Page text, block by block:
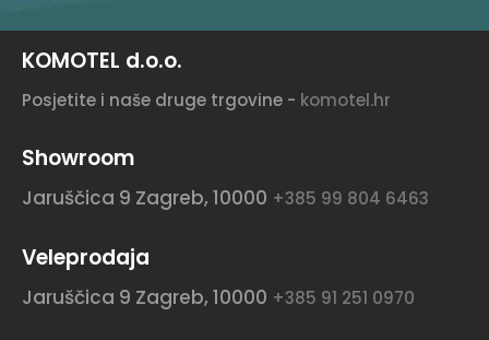
KOMOTEL d.o.o.
Posjetite i naše druge trgovine - komotel.hr
Showroom
Jaruščica 9 Zagreb, 10000 +385 99 804 6463
Veleprodaja
Jaruščica 9 Zagreb, 10000 +385 91 251 0970